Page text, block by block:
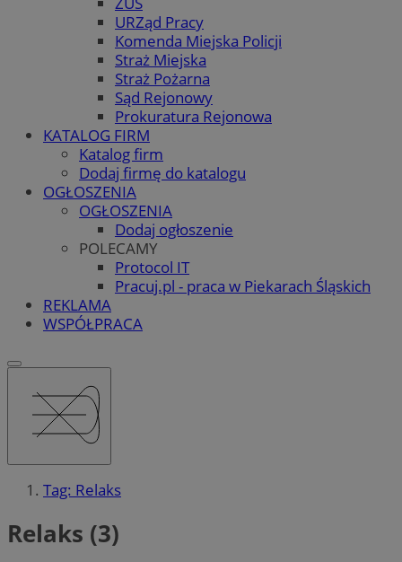
URZąd Pracy
Komenda Miejska Policji
Straż Miejska
Straż Pożarna
Sąd Rejonowy
Prokuratura Rejonowa
KATALOG FIRM
Katalog firm
Dodaj firmę do katalogu
OGŁOSZENIA
OGŁOSZENIA
Dodaj ogłoszenie
POLECAMY
Protocol IT
Pracuj.pl - praca w Piekarach Śląskich
REKLAMA
WSPÓŁPRACA
Tag: Relaks
Relaks (3)